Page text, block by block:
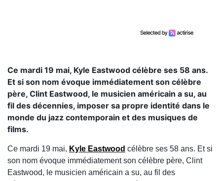
Ce mardi 19 mai, Kyle Eastwood célèbre ses 58 ans.
Et si son nom évoque immédiatement son célèbre
père, Clint Eastwood, le musicien américain a su, au
fil des décennies, imposer sa propre identité dans le
monde du jazz contemporain et des musiques de
films.
Ce mardi 19 mai, Kyle Eastwood célèbre ses 58 ans. Et si
son nom évoque immédiatement son célèbre père, Clint
Eastwood, le musicien américain a su, au fil des